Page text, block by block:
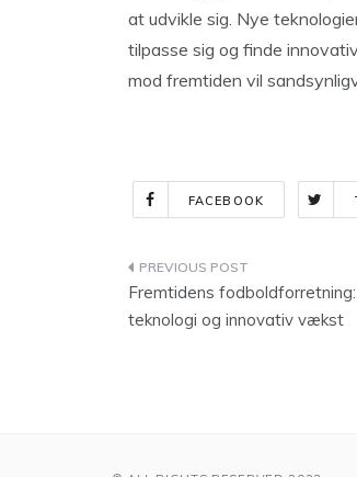
at udvikle sig. Nye
tilpasse sig og finde
mod fremtiden vil
FACEBOOK
Indlægsnavigation
Fremtidens
teknologi og innovativ vækst